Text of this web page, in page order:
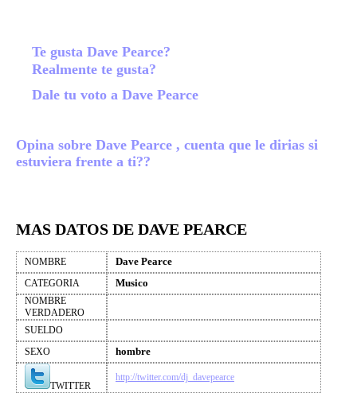
Te gusta Dave Pearce?
Realmente te gusta?
Dale tu voto a Dave Pearce
Opina sobre Dave Pearce , cuenta que le dirias si
estuviera frente a ti??
MAS DATOS DE DAVE PEARCE
NOMBRE Dave Pearce
CATEGORIA Musico
NOMBRE
VERDADERO
SUELDO
SEXO
hombre
TWITTER
http://twitter.com/dj_davepearce